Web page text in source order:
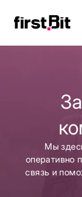
Запасы
склад
Мы
оперативно
связь и